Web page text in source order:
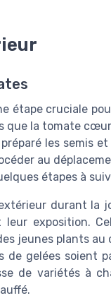
étape cruciale
que la tomate
les semis
au
étapes à
durant la
exposition.
jeunes plants au
de gelées soient
de variétés à